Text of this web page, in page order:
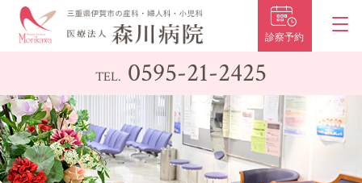
診察予約
TEL. 0595-21-2425